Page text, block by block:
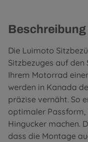
Beschreibung
Die Luimoto
Sitzbezuges auf
Ihrem Motorrad
werden in Kanada
präzise vernäht. So
optimaler Passform,
Hingucker machen.
dass die Montage